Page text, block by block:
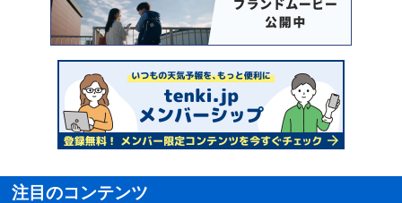
注目のコンテンツ